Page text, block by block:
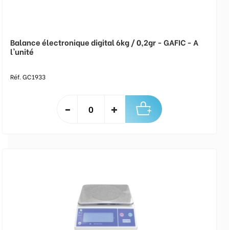
Balance électronique digital 6kg / 0,2gr - GAFIC - A
l'unité
Réf. GC1933